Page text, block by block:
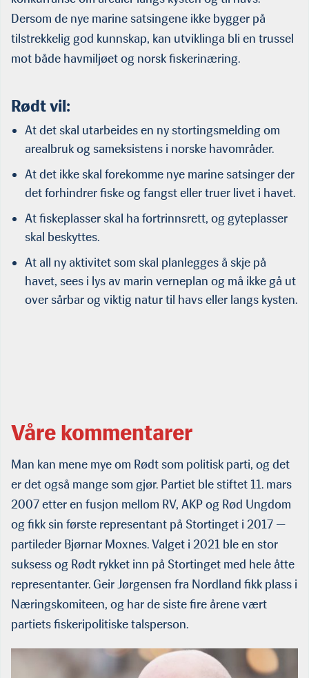
Dersom de nye marine satsingene ikke bygger på
tilstrekkelig god kunnskap, kan utviklinga bli en trussel
mot både havmiljøet og norsk fiskerinæring.
Rødt vil:
At det skal utarbeides en ny stortingsmelding om
arealbruk og sameksistens i norske havområder.
At det ikke skal forekomme nye marine satsinger der
det forhindrer fiske og fangst eller truer livet i havet.
At fiskeplasser skal ha fortrinnsrett, og gyteplasser
skal beskyttes.
At all ny aktivitet som skal planlegges å skje på
havet, sees i lys av marin verneplan og må ikke gå ut
over sårbar og viktig natur til havs eller langs kysten.
Våre kommentarer
Man kan mene mye om Rødt som politisk parti, og det
er det også mange som gjør. Partiet ble stiftet 11. mars
2007 etter en fusjon mellom RV, AKP og Rød Ungdom
og fikk sin første representant på Stortinget i 2017 —
partileder Bjørnar Moxnes. Valget i 2021 ble en stor
suksess og Rødt rykket inn på Stortinget med hele åtte
representanter. Geir Jørgensen fra Nordland fikk plass i
Næringskomiteen, og har de siste fire årene vært
partiets fiskeripolitiske talsperson.